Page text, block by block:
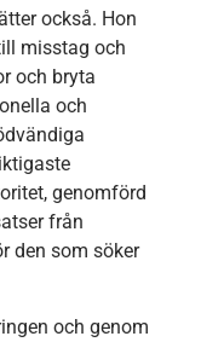
också. Hon
misstag och
och bryta
och
genomförd
från
den som söker
och genom